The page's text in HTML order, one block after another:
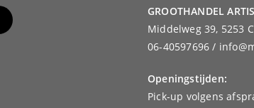
GROOTHANDEL
Middelweg 39, 5253
06-40597696 /
Openingstijden:
Pick-up volgens